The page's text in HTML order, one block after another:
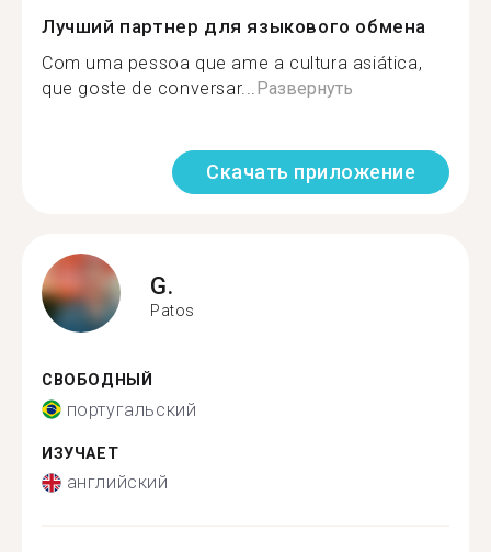
Лучший партнер для языкового обмена
Com uma pessoa que ame a cultura asiática,
que goste de conversar...Развернуть
Скачать приложение
G.
Patos
СВОБОДНЫЙ
португальский
ИЗУЧАЕТ
английский